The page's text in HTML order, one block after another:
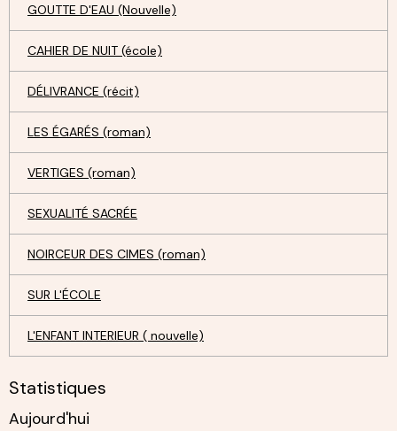
GOUTTE D'EAU (Nouvelle)
CAHIER DE NUIT (école)
DÉLIVRANCE (récit)
LES ÉGARÉS (roman)
VERTIGES (roman)
SEXUALITÉ SACRÉE
NOIRCEUR DES CIMES (roman)
SUR L'ÉCOLE
L'ENFANT INTERIEUR ( nouvelle)
Statistiques
Aujourd'hui